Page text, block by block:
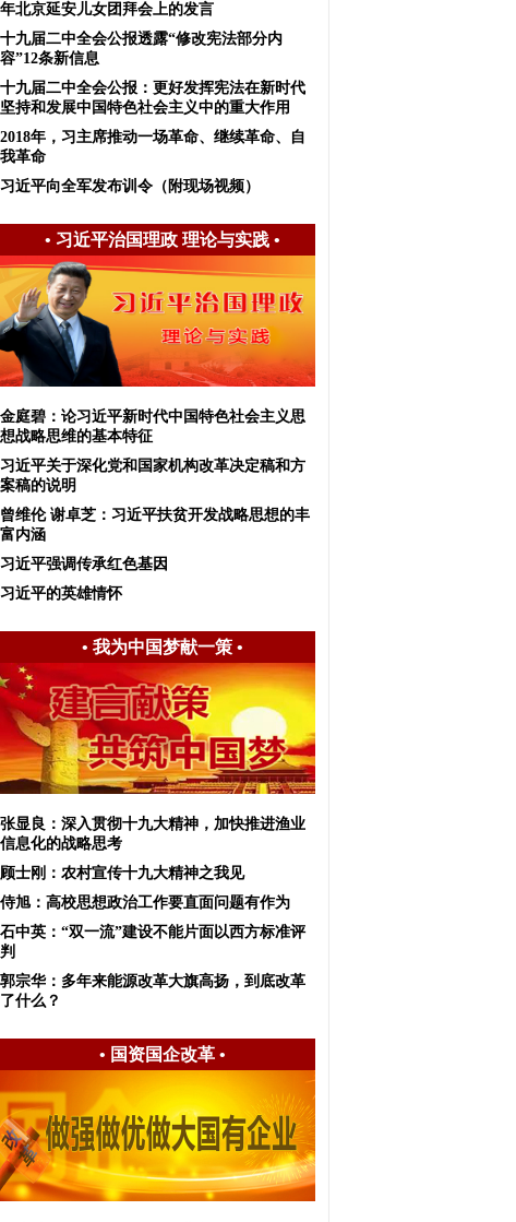
年北京延安儿女团拜会上的发言
十九届二中全会公报透露“修改宪法部分内
容”12条新信息
十九届二中全会公报：更好发挥宪法在新时代
坚持和发展中国特色社会主义中的重大作用
2018年，习主席推动一场革命、继续革命、自
我革命
习近平向全军发布训令（附现场视频）
• 习近平治国理政 理论与实践•
金庭碧：论习近平新时代中国特色社会主义思
想战略思维的基本特征
习近平关于深化党和国家机构改革决定稿和方
案稿的说明
曾维伦 谢卓芝：习近平扶贫开发战略思想的丰
富内涵
习近平强调传承红色基因
习近平的英雄情怀
• 我为中国梦献一策•
张显良：深入贯彻十九大精神，加快推进渔业
信息化的战略思考
顾士刚：农村宣传十九大精神之我见
侍旭：高校思想政治工作要直面问题有作为
石中英：“双一流”建设不能片面以西方标准评
判
郭宗华：多年来能源改革大旗高扬，到底改革
了什么？
• 国资国企改革•